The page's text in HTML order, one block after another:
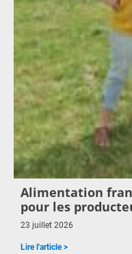
Alimentation
pour les
23 juillet 2026
Lire l'article >